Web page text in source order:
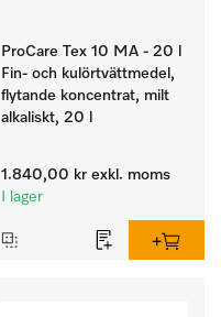
ProCare Tex 10 MA - 20 l
Fin- och kulörtvättmedel,
flytande koncentrat, milt
alkaliskt, 20 l
1.840,00 kr exkl. moms
I lager